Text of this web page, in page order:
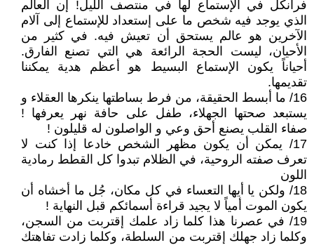
فرانكل في الإستماع لها في منتصف الليل! إن العالم
الذي يوجد فيه شخص ما على إستعداد للإستماع إلى آلام
الآخرين هو عالم يستحق أن تعيش فيه. في كثير من
الأحيان، ليست الحجة الرائعة هي التي تصنع الفارق.
أحياناً يكون الإستماع البسيط هو أعظم هدية يمكننا
تقديمها.
16/ ما أبسط الحقيقة، من فرط بساطتها ينكرها العقلاء و
يستبعد صحتها الجهلاء، طفل على حافة نهر يعرفها !
صفاء القلب يصنع أحق وعي و الواصلون له قليلون !
17/ يمكن أن يكون مظهر الشخص خادعا إذا كنت لا
تعرف صفته الروحية، في الظلام تبدوا كل القطط رمادية
اللون
18/ ولكن يا أيها التعساء في كل مكان، جُل ما أخشاه أن
يكون الموت أمياً لا يجيد قراءة أسمائكم قبل النهاية !
19/ في عصرنا هذا كلما زاد علمك إقتربت من السجن،
وكلما زاد جهلك إقتربت من السلطة، وكلما زادت تفاهتك